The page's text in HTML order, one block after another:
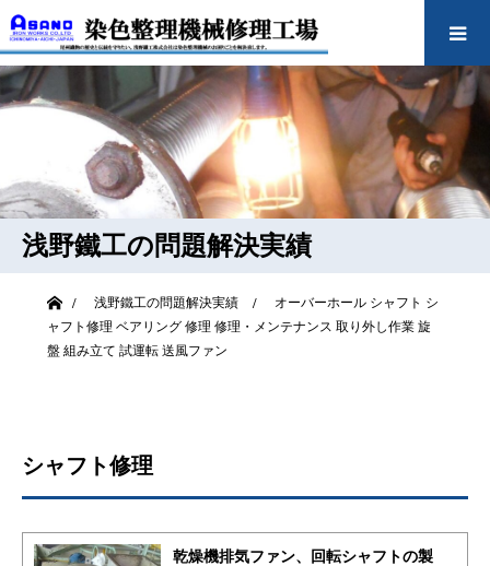
浅野鐵工の問題解決実績
ホーム浅野鐵工の問題解決実績 オーバーホール シャフト シ
ャフト修理 ベアリング 修理 修理・メンテナンス 取り外し作業 旋
盤 組み立て 試運転 送風ファン
シャフト修理
乾燥機排気ファン、回転シャフトの製